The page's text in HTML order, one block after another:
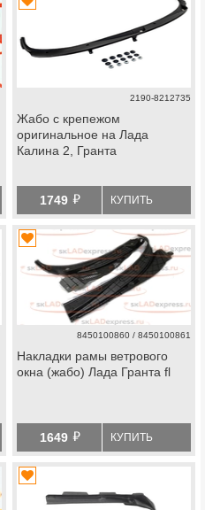
2190-8212735
Жабо с крепежом
оригинальное на Лада
Калина 2, Гранта
1749 й КУПИТЬ
8450100860 / 8450100861
Накладки рамы ветрового
окна (жабо) Лада Гранта fl
1649 й КУПИТЬ